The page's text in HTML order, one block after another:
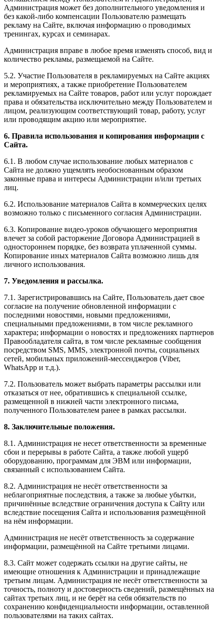
Администрация может без дополнительного уведомления и
без какой-либо компенсации Пользователю размещать
рекламу на Сайте, включая информацию о проводимых
тренингах, курсах и семинарах.
Администрация вправе в любое время изменять способ, вид и
количество рекламы, размещаемой на Сайте.
5.2. Участие Пользователя в рекламируемых на Сайте акциях
и мероприятиях, а также приобретение Пользователем
рекламируемых на Сайте товаров, работ или услуг порождает
права и обязательства исключительно между Пользователем и
лицом, реализующим соответствующий товар, работу, услуг
или проводящим акцию или мероприятие.
6. Правила использования и копирования информации с
Сайта.
6.1. В любом случае использование любых материалов с
Сайта не должно ущемлять необоснованным образом
законные права и интересы Администрации и/или третьих
лиц.
6.2. Использование материалов Сайта в коммерческих целях
возможно только с письменного согласия Администрации.
6.3. Копирование видео-уроков обучающего мероприятия
влечет за собой расторжение Договора Администрацией в
одностороннем порядке, без возврата уплаченной суммы.
Копирование иных материалов Сайта возможно лишь для
личного использования.
7. Уведомления и рассылка.
7.1. Зарегистрировавшись на Сайте, Пользователь дает свое
согласие на получение обновленной информации с
последними новостями, новыми предложениями,
специальными предложениями, в том числе рекламного
характера; информации о новостях и предложениях партнеров
Правообладателя сайта, в том числе рекламные сообщения
посредством SMS, MMS, электронной почты, социальных
сетей, мобильных приложений-мессенджеров (Viber,
WhatsApp и т.д.).
7.2. Пользователь может выбрать параметры рассылки или
отказаться от нее, обратившись к специальной ссылке,
размещенной в нижней части электронного письма,
полученного Пользователем ранее в рамках рассылки.
8. Заключительные положения.
8.1. Администрация не несет ответственности за временные
сбои и перерывы в работе Сайта, а также любой ущерб
оборудованию, программам для ЭВМ или информации,
связанный с использованием Сайта.
8.2. Администрация не несёт ответственности за
неблагоприятные последствия, а также за любые убытки,
причинённые вследствие ограничения доступа к Сайту или
вследствие посещения Сайта и использования размещённой
на нём информации.
Администрация не несёт ответственность за содержание
информации, размещённой на Сайте третьими лицами.
8.3. Сайт может содержать ссылки на другие сайты, не
имеющие отношения к Администрации и принадлежащие
третьим лицам. Администрация не несёт ответственности за
точность, полноту и достоверность сведений, размещённых на
сайтах третьих лиц, и не берёт на себя обязательств по
сохранению конфиденциальности информации, оставленной
пользователями на таких сайтах.